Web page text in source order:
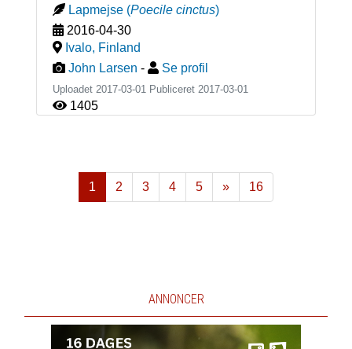
Lapmejse (Poecile cinctus)
2016-04-30
Ivalo, Finland
John Larsen - Se profil
Uploadet 2017-03-01 Publiceret 2017-03-01
1405
1 2 3 4 5
»
Næste
16
ANNONCER